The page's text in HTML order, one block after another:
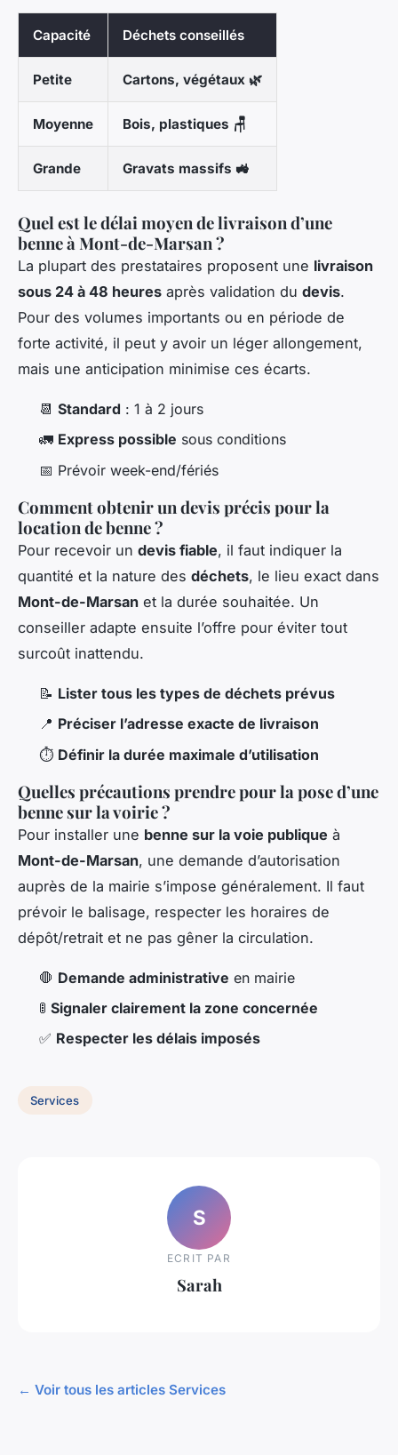
Capacité Déchets conseillés
Petite Cartons, végétaux 🌿
Moyenne Bois, plastiques 🪑
Grande Gravats massifs 🚜
Quel est le délai moyen de livraison d’une
benne à Mont-de-Marsan ?
La plupart des prestataires proposent une livraison
sous 24 à 48 heures après validation du devis.
Pour des volumes importants ou en période de
forte activité, il peut y avoir un léger allongement,
mais une anticipation minimise ces écarts.
📆 Standard : 1 à 2 jours
🚛 Express possible sous conditions
📅 Prévoir week-end/fériés
Comment obtenir un devis précis pour la
location de benne ?
Pour recevoir un devis fiable, il faut indiquer la
quantité et la nature des déchets, le lieu exact dans
Mont-de-Marsan et la durée souhaitée. Un
conseiller adapte ensuite l’offre pour éviter tout
surcoût inattendu.
📝 Lister tous les types de déchets prévus
📍 Préciser l’adresse exacte de livraison
⏱ Définir la durée maximale d’utilisation
Quelles précautions prendre pour la pose d’une
benne sur la voirie ?
Pour installer une benne sur la voie publique à
Mont-de-Marsan, une demande d’autorisation
auprès de la mairie s’impose généralement. Il faut
prévoir le balisage, respecter les horaires de
dépôt/retrait et ne pas gêner la circulation.
🛑 Demande administrative en mairie
🚦 Signaler clairement la zone concernée
✅ Respecter les délais imposés
Services
S
ECRIT PAR
Sarah
← Voir tous les articles Services